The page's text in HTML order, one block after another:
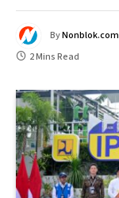
ByNonblok.com
2 Mins Read